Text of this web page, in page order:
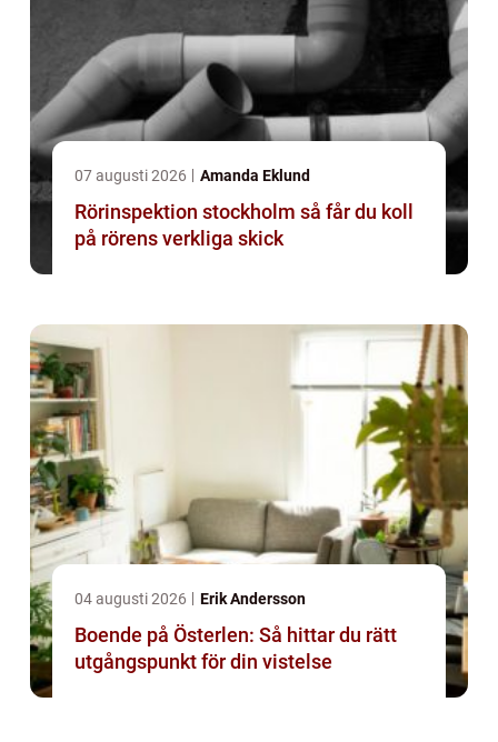
07 augusti 2026 Amanda Eklund
Rörinspektion stockholm så får du koll
på rörens verkliga skick
04 augusti 2026 Erik Andersson
Boende på Österlen: Så hittar du rätt
utgångspunkt för din vistelse